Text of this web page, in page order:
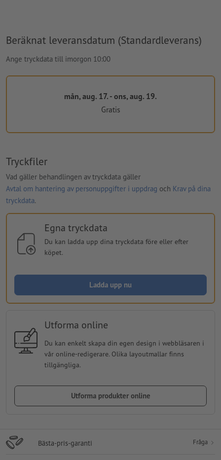
Beräknat leveransdatum (Standardleverans)
Ange tryckdata till imorgon 10:00
mån, aug. 17. - ons, aug. 19.
Gratis
Tryckfiler
Vad gäller behandlingen av tryckdata gäller
Avtal om hantering av personuppgifter i uppdrag och Krav på dina
tryckdata.
Egna tryckdata
Du kan ladda upp dina tryckdata före eller efter
köpet.
Ladda upp nu
Utforma online
Du kan enkelt skapa din egen design i webbläsaren i
vår online-redigerare. Olika layoutmallar finns
tillgängliga.
Utforma produkter online
Bästa-pris-garanti Fråga